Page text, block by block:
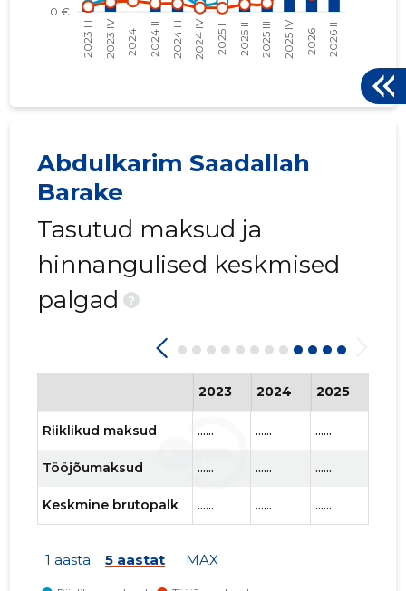
Abdulkarim Saadallah
Barake
Tasutud maksud ja
hinnangulised keskmised
palgad
?
2023 2024 2025
Riiklikud maksud ...... ...... ......
Tööjõumaksud ...... ...... ......
Keskmine brutopalk ...... ...... ......
1 aasta 5 aastat MAX